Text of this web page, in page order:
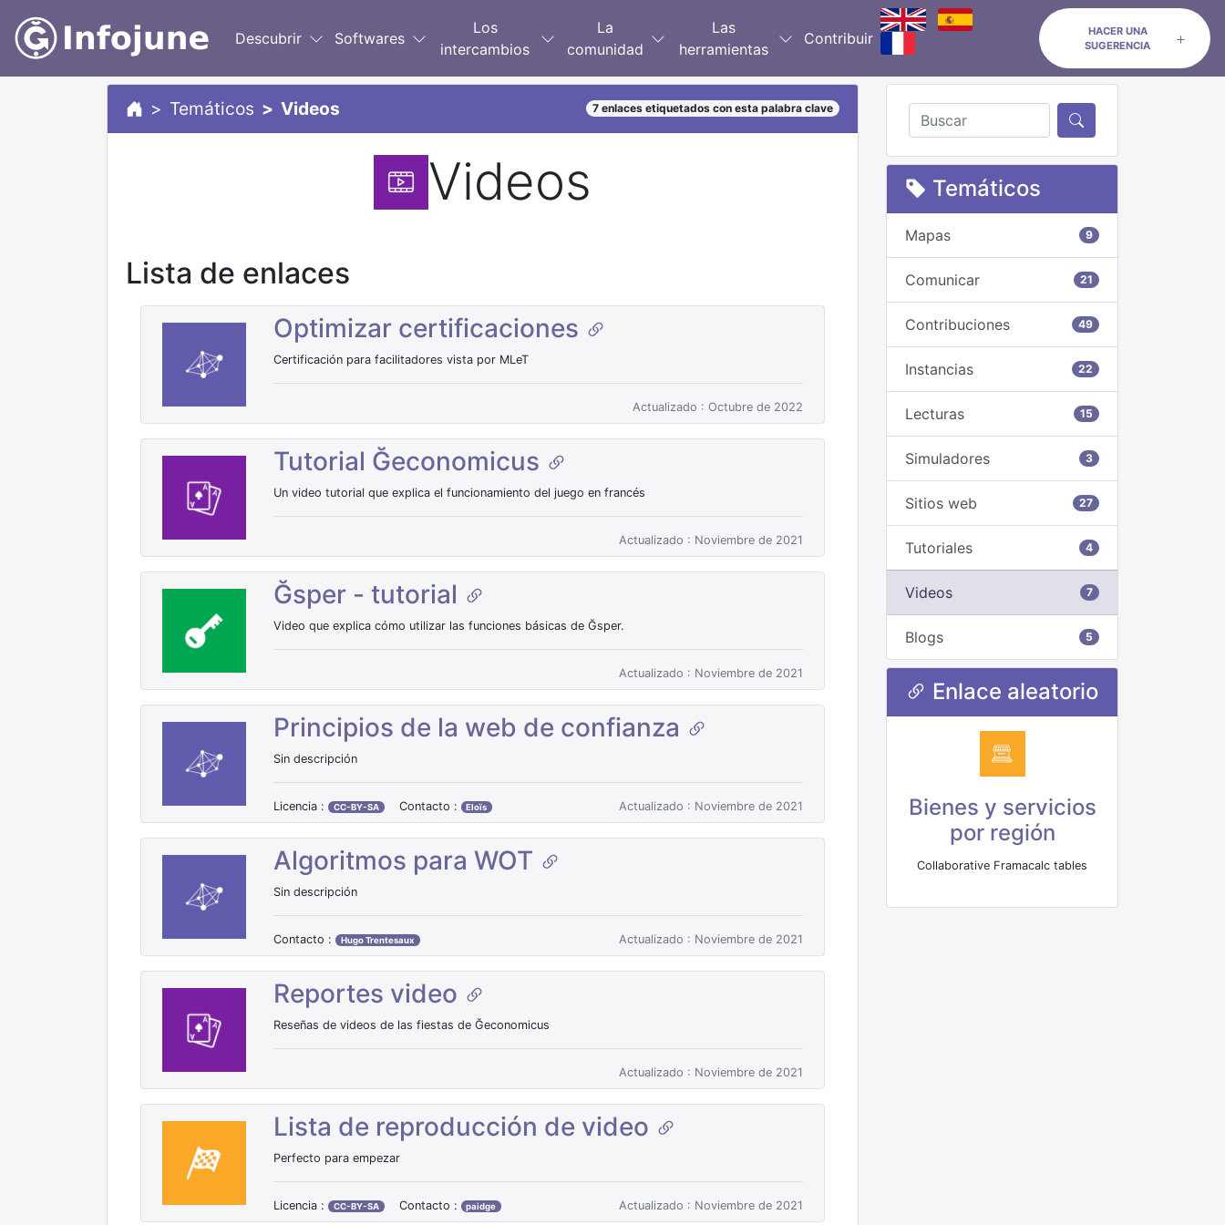
Descubrir Softwares
Los
intercambios
La
comunidad
Las
herramientas
Contribuir
HACER UNA
SUGERENCIA
Temáticos Videos 7 enlaces etiquetados con esta palabra clave
Videos
Lista de enlaces
Optimizar certificaciones
Certificación para facilitadores vista por MLeT
Actualizado : Octubre de 2022
Tutorial Ğeconomicus
Un video tutorial que explica el funcionamiento del juego en francés
Actualizado : Noviembre de 2021
Ğsper - tutorial
Video que explica cómo utilizar las funciones básicas de Ğsper.
Actualizado : Noviembre de 2021
Principios de la web de confianza
Sin descripción
Licencia : CC-BY-SA Contacto : Eloïs Actualizado : Noviembre de 2021
Algoritmos para WOT
Sin descripción
Contacto : Hugo Trentesaux Actualizado : Noviembre de 2021
Reportes video
Reseñas de videos de las fiestas de Ğeconomicus
Actualizado : Noviembre de 2021
Lista de reproducción de video
Perfecto para empezar
Licencia : CC-BY-SA Contacto : paidge Actualizado : Noviembre de 2021
Temáticos
Mapas 9
Comunicar 21
Contribuciones 49
Instancias 22
Lecturas 15
Simuladores 3
Sitios web 27
Tutoriales 4
Videos 7
Blogs 5
Enlace aleatorio
Bienes y servicios
por región
Collaborative Framacalc tables